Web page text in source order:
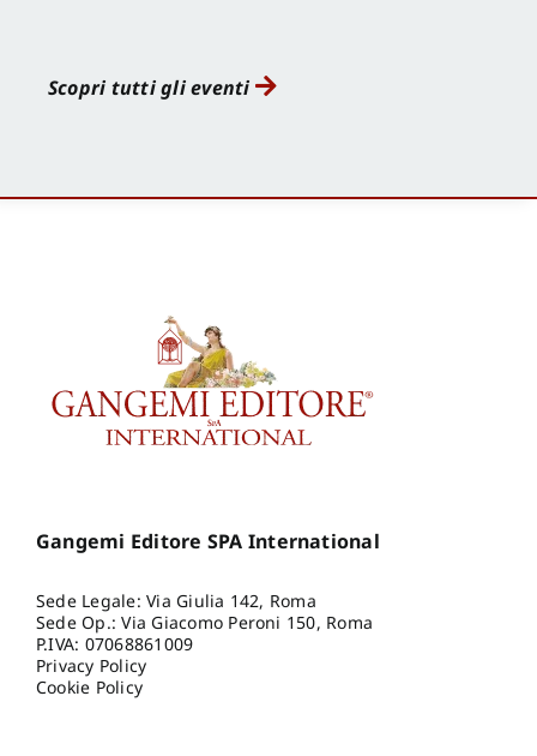
Scopri tutti gli eventi
Gangemi Editore SPA International
Sede Legale: Via Giulia 142, Roma
Sede Op.: Via Giacomo Peroni 150, Roma
P.IVA: 07068861009
Privacy Policy
Cookie Policy